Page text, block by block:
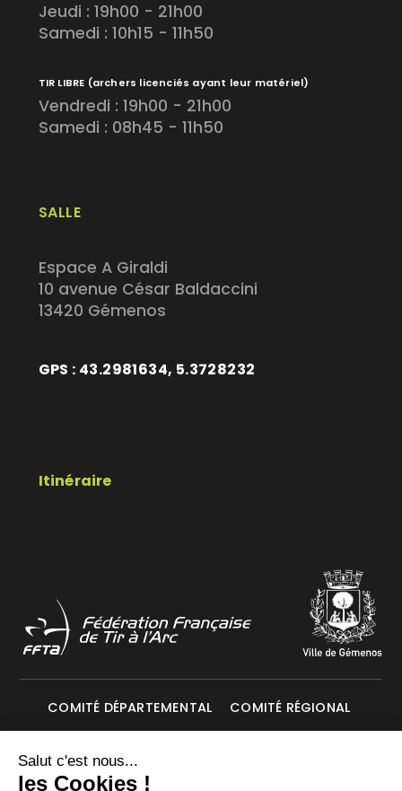
SALLE
Espace A Giraldi
10 avenue César Baldaccini
13420 Gémenos
GPS : 43.2981634, 5.3728232
Itinéraire
Jeudi : 19h00 - 21h00
Samedi : 10h15 - 11h50
TIR LIBRE (archers licenciés ayant leur matériel)
Vendredi : 19h00 - 21h00
Samedi : 08h45 - 11h50
COMITÉ DÉPARTEMENTAL COMITÉ RÉGIONAL
Mentions légales
Salut c'est nous...
les Cookies !